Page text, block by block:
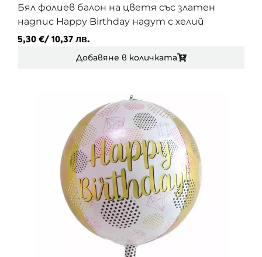
Бял фолиев балон на цветя със златен
надпис Happy Birthday надут с хелий
5,30 €/ 10,37 лв.
Добавяне в количката